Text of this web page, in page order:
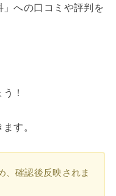
への口コミや評判を
！
す。
、確認後反映されま